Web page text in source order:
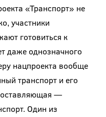
«Транспорт» не
участники
готовиться к
даже однозначного
нацпроекта вообще
транспорт и его
—
Один из